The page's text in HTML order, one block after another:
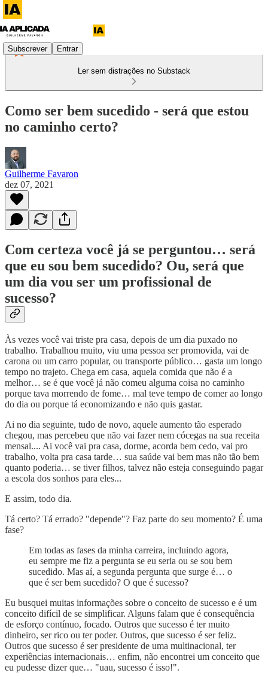
Subscrever Entrar
Ler sem distrações no Substack
Como ser bem sucedido - será que estou
no caminho certo?
Guilherme Favaron
dez 07, 2021
Com certeza você já se perguntou… será
que eu sou bem sucedido? Ou, será que
um dia vou ser um profissional de
sucesso?
Às vezes você vai triste pra casa, depois de um dia puxado no
trabalho. Trabalhou muito, viu uma pessoa ser promovida, vai de
carona ou um carro popular, ou transporte público… gasta um longo
tempo no trajeto. Chega em casa, aquela comida que não é a
melhor… se é que você já não comeu alguma coisa no caminho
porque tava morrendo de fome… mal teve tempo de comer ao longo
do dia ou porque tá economizando e não quis gastar.
Ai no dia seguinte, tudo de novo, aquele aumento tão esperado
chegou, mas percebeu que não vai fazer nem cócegas na sua receita
mensal.... Ai você vai pra casa, dorme, acorda bem cedo, vai pro
trabalho, volta pra casa tarde… sua saúde vai bem mas não tão bem
quanto poderia… se tiver filhos, talvez não esteja conseguindo pagar
a escola dos sonhos para eles...
E assim, todo dia.
Tá certo? Tá errado? "depende"? Faz parte do seu momento? É uma
fase?
Em todas as fases da minha carreira, incluindo agora,
eu sempre me fiz a pergunta se eu seria ou se sou bem
sucedido. Mas aí, a segunda pergunta que surge é… o
que é ser bem sucedido? O que é sucesso?
Eu busquei muitas informações sobre o conceito de sucesso e é um
conceito difícil de se simplificar. Alguns falam que é consequência
de esforço contínuo, focado. Outros que sucesso é ter muito
dinheiro, ser rico ou ter poder. Outros, que sucesso é ser feliz.
Outros que sucesso é ser presidente de uma multinacional, ter
experiências internacionais… enfim, não encontrei um conceito que
eu pudesse dizer que… "uau, sucesso é isso!".